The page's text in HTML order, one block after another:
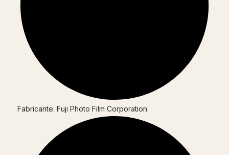
Fabricante: Fuji Photo Film Corporation